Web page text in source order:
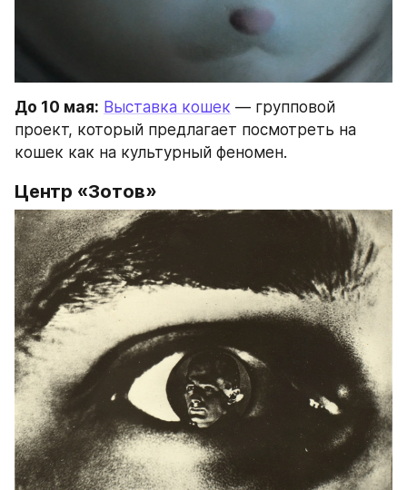
До 10 мая: Выставка кошек — групповой
проект, который предлагает посмотреть на
кошек как на культурный феномен.
Центр «Зотов»